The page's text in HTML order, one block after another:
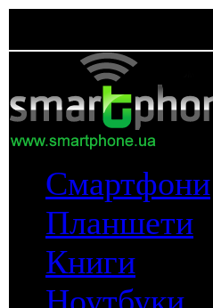
Смартфони
Планшети
Книги